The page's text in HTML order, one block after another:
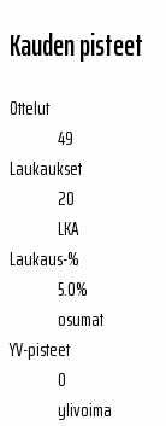
Kauden pisteet
Ottelut
49
Laukaukset
20
LKA
Laukaus-%
5.0%
osumat
YV-pisteet
0
ylivoima